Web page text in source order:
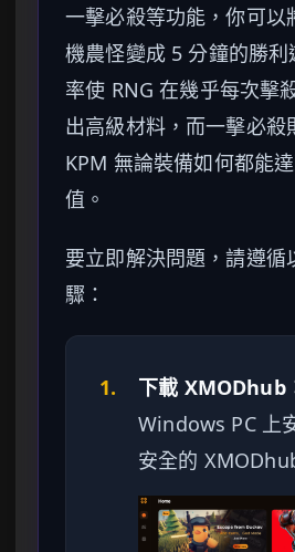
一擊必殺等功能，你可以
機農怪變成 5 分鐘的勝
率使 RNG 在幾乎每次擊
出高級材料，而一擊必殺
KPM 無論裝備如何都能
值。
要立即解決問題，請遵循
驟：
1. 下載 XMODhub
Windows PC 上
安全的